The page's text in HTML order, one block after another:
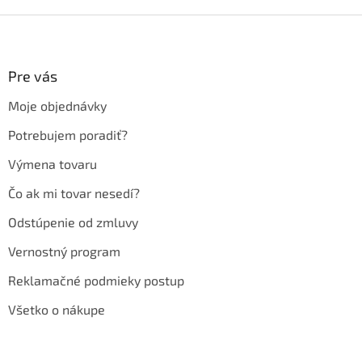
Pre vás
Moje objednávky
Potrebujem poradiť?
Výmena tovaru
Čo ak mi tovar nesedí?
Odstúpenie od zmluvy
Vernostný program
Reklamačné podmieky postup
Všetko o nákupe